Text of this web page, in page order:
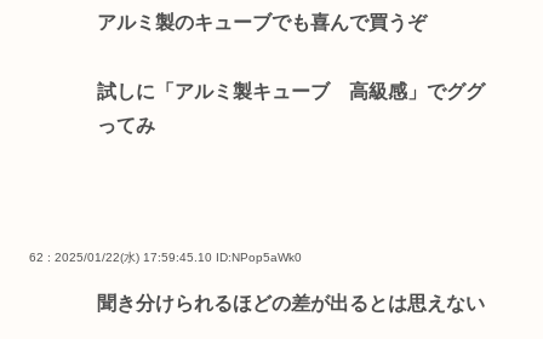
アルミ製のキューブでも喜んで買うぞ
試しに「アルミ製キューブ 高級感」でググ
ってみ
62 : 2025/01/22(水) 17:59:45.10 ID:NPop5aWk0
聞き分けられるほどの差が出るとは思えない